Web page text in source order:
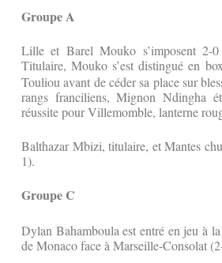
Groupe A
Lille et Barel Mouko s’imposent 2-
Titulaire, Mouko s’est distingué en
Touliou avant de céder sa place sur
rangs franciliens, Mignon Ndingha
réussite pour Villemomble, lanterne
Balthazar Mbizi, titulaire, et Mantes
1).
Groupe C
Dylan Bahamboula est entré en jeu à
de Monaco face à Marseille-Consolat